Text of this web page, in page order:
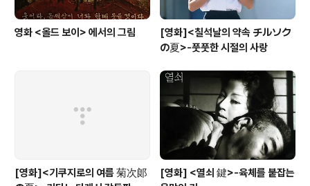
영화 <올드 보이> 에서의 그림
[영화]<칠석날의 약속 チルソク
の夏>-풋풋한 시절의 사랑
[영화]<기쿠지로의 여름 菊次郞
[영화] <열쇠 鍵>-육체를 붙잡는